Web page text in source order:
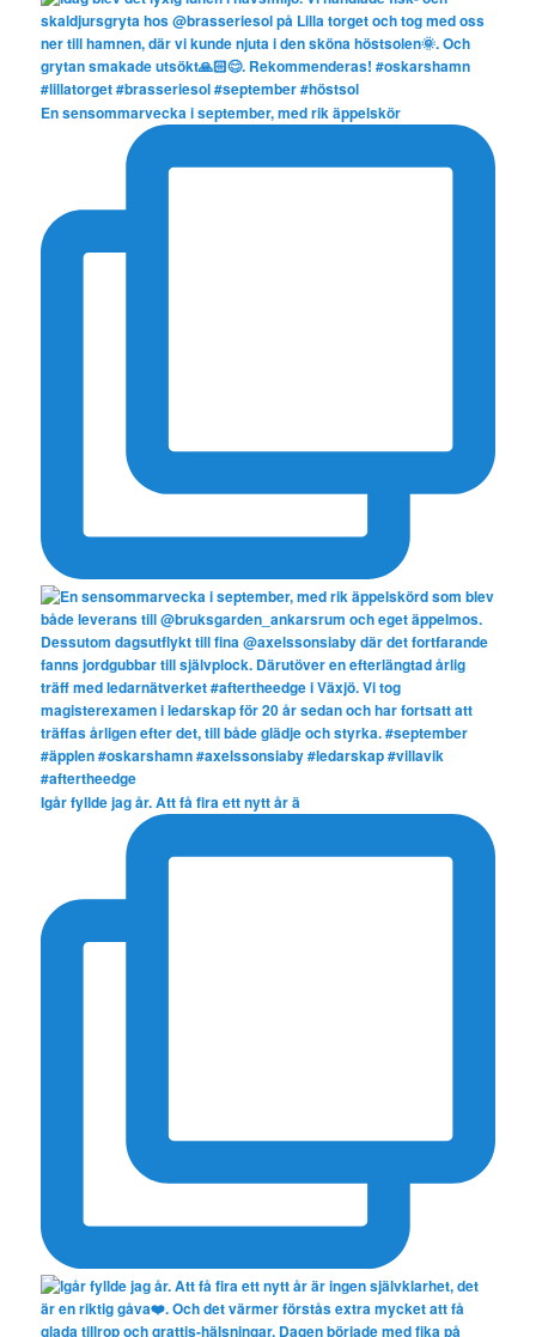
En sensommarvecka i september, med rik äppelskör
Igår fyllde jag år. Att få fira ett nytt år ä